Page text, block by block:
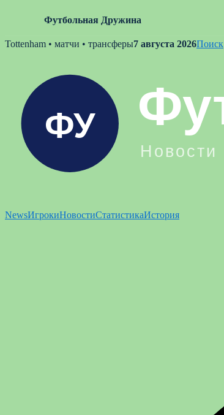
Футбольная Дружина
Skip
Tottenham • матчи • трансферы7 августа 2026Поиск
NewsИгрокиНовостиСтатистикаИстория